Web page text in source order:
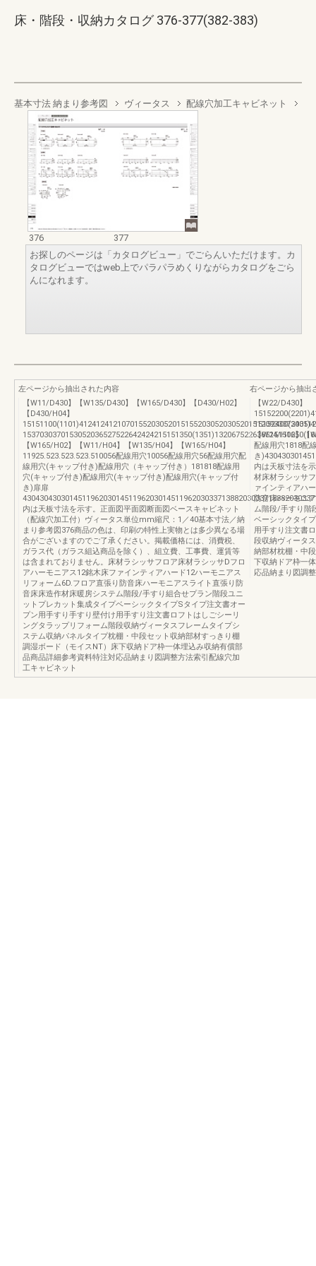
床・階段・収納カタログ 376-377(382-383)
基本寸法 納まり参考図 ヴィータス 配線穴加工キャビネット
376
377
お探しのページは「カタログビュー」でごらんいただけます。カ
タログビューではweb上でパラパラめくりながらカタログをごら
んになれます。
左ページから抽出された内容
【W11/D430】【W135/D430】【W165/D430】【D430/H02】
【D430/H04】
【W165/H02】【W11/H04】【W135/H04】【W165/H04】
11925.523.523.523.510056配線用穴10056配線用穴56配線用穴配
線用穴(キャップ付き)配線用穴（キャップ付き）181818配線用
穴(キャップ付き)配線用穴(キャップ付き)配線用穴(キャップ付
き)扉扉
内は天板寸法を示す。正面図平面図断面図ベースキャビネット
（配線穴加工付）ヴィータス単位mm縮尺：1／40基本寸法／納
まり参考図376商品の色は、印刷の特性上実物とは多少異なる場
合がございますのでご了承ください。掲載価格には、消費税、
ガラス代（ガラス組込商品を除く）、組立費、工事費、運賃等
は含まれておりません。床材ラシッサフロア床材ラシッサDフロ
アハーモニアス12銘木床ファインティアハード12ハーモニアス
リフォーム6D.フロア直張り防音床ハーモニアスライト直張り防
音床床造作材床暖房システム階段/手すり組合せプラン階段ユニ
ットプレカット集成タイプベーシックタイプSタイプ注文書オー
プン用手すり手すり壁付け用手すり注文書ロフトはしごシーリ
ングタラップリフォーム階段収納ヴィータスフレームタイプシ
ステム収納パネルタイプ枕棚・中段セット収納部材すっきり棚
調湿ボード（モイスNT）床下収納ドア枠一体埋込み収納有償部
品商品詳細参考資料特注対応品納まり図調整方法索引配線穴加
工キャビネット
右ページから抽出
【W22/D430】
【W24/H02】【
配線用穴1818配
き
内は天板寸法を
材床材ラシッサ
ァインティアハ
防音床ハーモニ
ム階段/手すり階
ベーシックタイ
用手すり注文書
段収納ヴィータ
納部材枕棚・中
下収納ドア枠一
応品納まり図調